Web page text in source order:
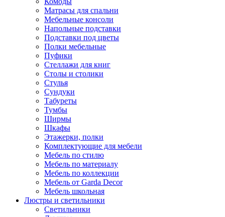
Матрасы для спальни
Мебельные консоли
Напольные подставки
Подставки под цветы
Полки мебельные
Пуфики
Стеллажи для книг
Столы и столики
Стулья
Сундуки
Табуреты
Тумбы
Ширмы
Шкафы
Этажерки, полки
Комплектующие для мебели
Мебель по стилю
Мебель по материалу
Мебель по коллекции
Мебель от Garda Decor
Мебель школьная
Люстры и светильники
Светильники